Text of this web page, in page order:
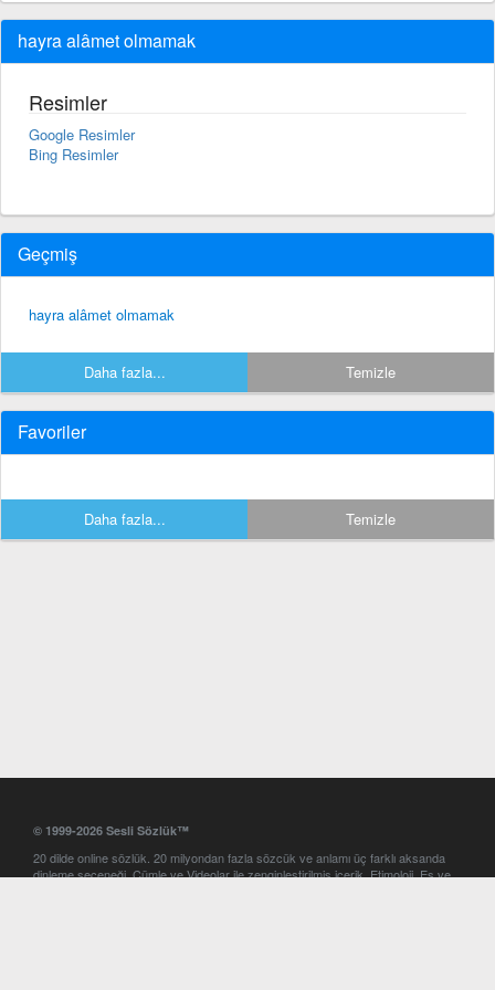
hayra alâmet olmamak
Resimler
Google Resimler
Bing Resimler
Geçmiş
hayra alâmet olmamak
Daha fazla... Temizle
Favoriler
Daha fazla... Temizle
© 1999-2026 Sesli Sözlük™
20 dilde online sözlük. 20 milyondan fazla sözcük ve anlamı üç farklı aksanda
dinleme seçeneği. Cümle ve Videolar ile zenginleştirilmiş içerik. Etimoloji, Eş ve